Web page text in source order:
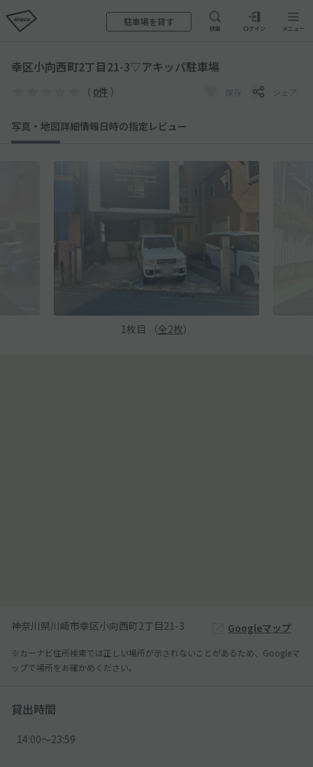
駐車場を貸す
検索 ログイン メニュー
幸区小向西町2丁目21-3▽アキッパ駐車場
（ 0件 ） 保存 シェア
写真・地図詳細情報日時の指定 レビュー
1 枚目 （全2枚）
神奈川県川崎市幸区小向西町2丁目21-3 Googleマップ
※カーナビ住所検索では正しい場所が示されないことがあるため、Googleマ
ップで場所をお確かめください。
貸出時間
14:00〜23:59